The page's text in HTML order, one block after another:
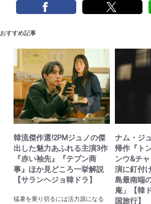
おすすめ記事
韓流傑作選!2PMジュノの傑
出した魅力あふれる主演3作
『赤い袖先』『テプン商
事』ほか見どころ一挙解説
【サランヘジョ韓ドラ】
猛暑を乗り切るには活力源になる
ナム・ジ
帰作『ト
ンウ&チ
演に釘付
島最南端
庵」【韓
国旅行】